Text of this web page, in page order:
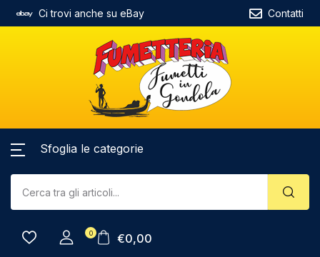
Ci trovi anche su eBay Contatti
Sfoglia le categorie
0 €0,00